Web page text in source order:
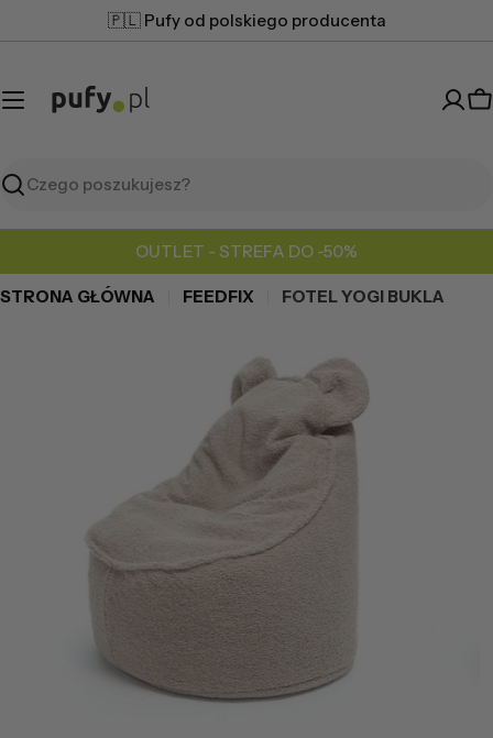
do
🇵🇱 Pufy od polskiego producenta
Szukaj
OUTLET - STREFA DO -50%
STRONA GŁÓWNA FEEDFIX FOTEL YOGI BUKLA